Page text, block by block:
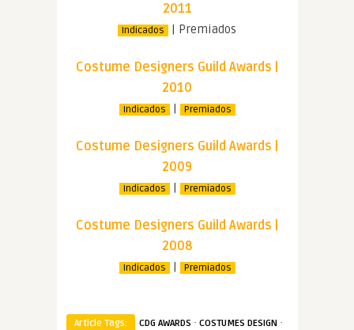
2011
Indicados | Premiados
Costume Designers Guild Awards |
2010
Indicados | Premiados
Costume Designers Guild Awards |
2009
Indicados | Premiados
Costume Designers Guild Awards |
2008
Indicados | Premiados
Article Tags: CDG AWARDS · COSTUMES DESIGN ·